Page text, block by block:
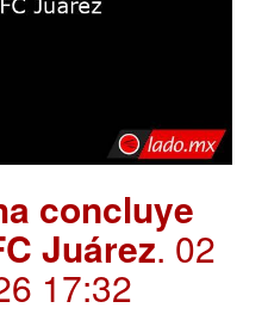
concluye
Juárez. 02
17:32